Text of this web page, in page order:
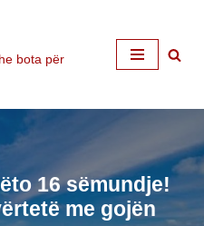
bota për
16 sëmundje!
me gojën